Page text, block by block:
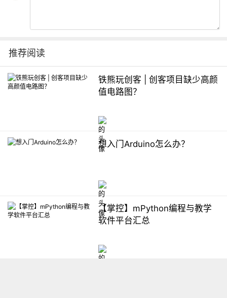
推荐阅读
铁熊玩创客 | 创客项目缺少高颜
值电路图？
想入门Arduino怎么办？
【掌控】mPython编程与教学
软件平台汇总